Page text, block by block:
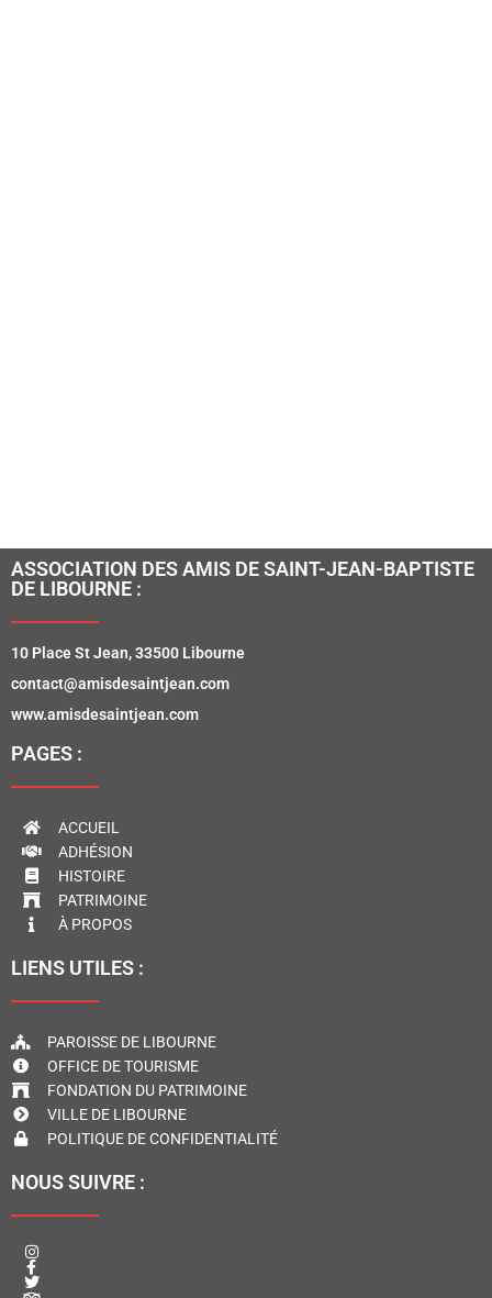
ASSOCIATION DES AMIS DE SAINT-JEAN-BAPTISTE
DE LIBOURNE :
10 Place St Jean, 33500 Libourne
contact@amisdesaintjean.com
www.amisdesaintjean.com
PAGES :
ACCUEIL
ADHÉSION
HISTOIRE
PATRIMOINE
À PROPOS
LIENS UTILES :
PAROISSE DE LIBOURNE
OFFICE DE TOURISME
FONDATION DU PATRIMOINE
VILLE DE LIBOURNE
POLITIQUE DE CONFIDENTIALITÉ
NOUS SUIVRE :